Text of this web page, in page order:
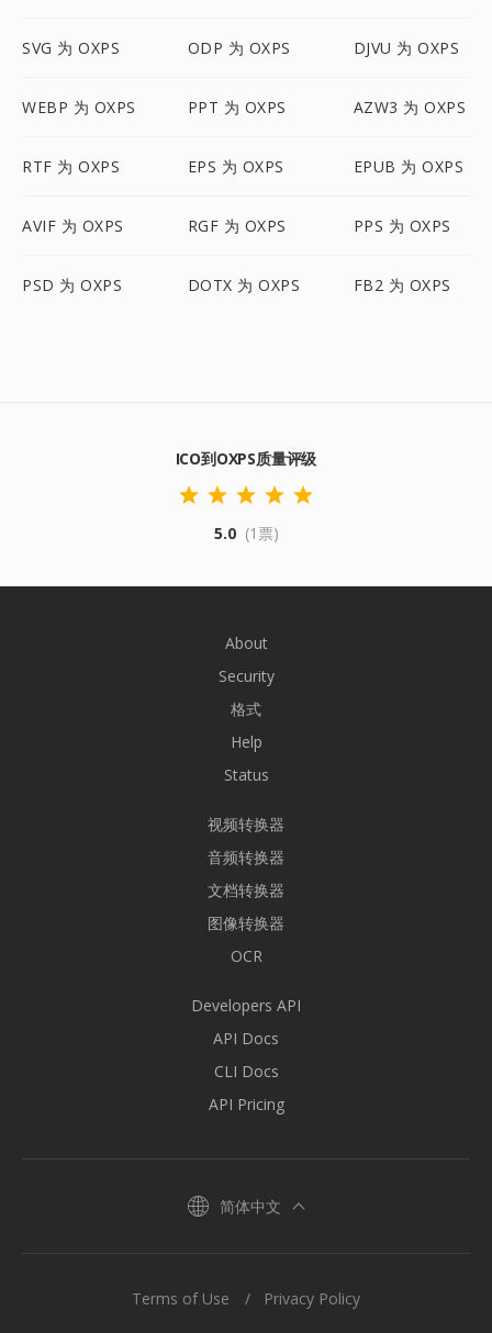
SVG 为 OXPS ODP 为 OXPS DJVU 为 OXPS
WEBP 为 OXPS PPT 为 OXPS AZW3 为 OXPS
RTF 为 OXPS EPS 为 OXPS EPUB 为 OXPS
AVIF 为 OXPS RGF 为 OXPS PPS 为 OXPS
PSD 为 OXPS DOTX 为 OXPS FB2 为 OXPS
ICO到OXPS质量评级
5.0 (1票)
About
Security
格式
Help
Status
视频转换器
音频转换器
文档转换器
图像转换器
OCR
Developers API
API Docs
CLI Docs
API Pricing
简体中文
Terms of Use Privacy Policy